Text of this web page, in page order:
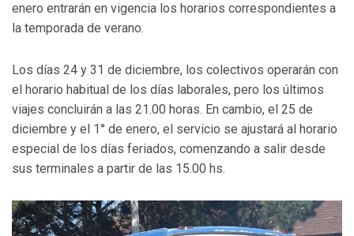
enero entrarán en vigencia los horarios correspondientes a
la temporada de verano.
Los días 24 y 31 de diciembre, los colectivos operarán con
el horario habitual de los días laborales, pero los últimos
viajes concluirán a las 21.00 horas. En cambio, el 25 de
diciembre y el 1° de enero, el servicio se ajustará al horario
especial de los días feriados, comenzando a salir desde
sus terminales a partir de las 15.00 hs.